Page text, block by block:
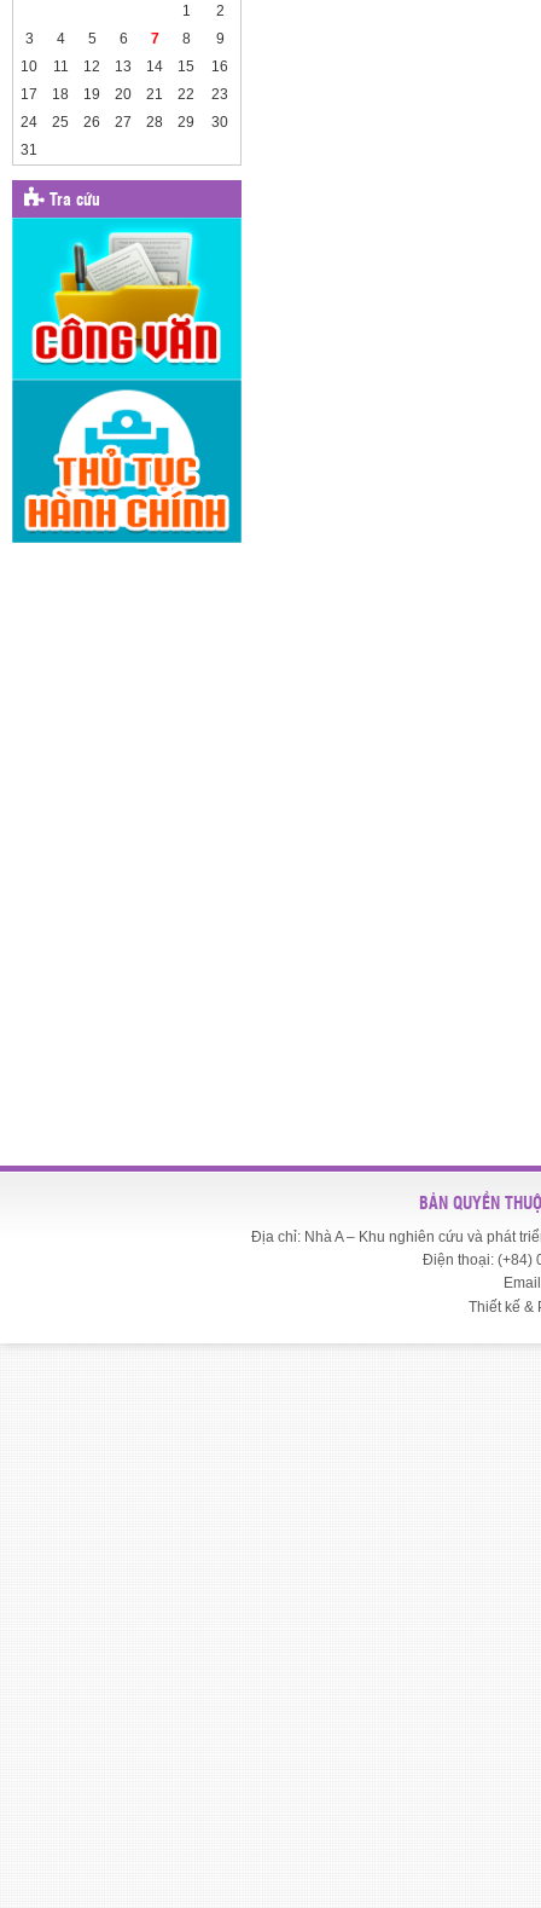
1
2
3
4 5 6 7 8
9
10
11 12 13 14 15
16
17
18 19 20 21 22
23
24
25 26 27 28 29
30
31
Tra cứu
BẢN QUYỀN
Địa chỉ: Nhà A – Khu nghiên cứu và phát
Điện thoại: (+84)
Thiết kế &